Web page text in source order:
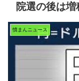
院選の後は
憤まんニュース